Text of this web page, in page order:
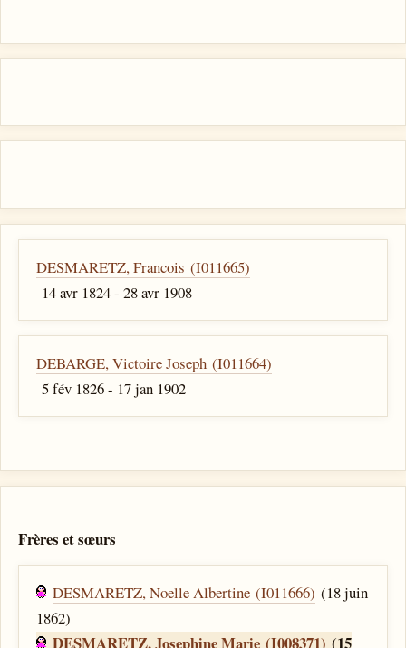
DESMARETZ, Francois (I011665)
14 avr 1824 - 28 avr 1908
DEBARGE, Victoire Joseph (I011664)
5 fév 1826 - 17 jan 1902
Frères et sœurs
DESMARETZ, Noelle Albertine (I011666) (18 juin
1862)
DESMARETZ, Josephine Marie (I008371) (15